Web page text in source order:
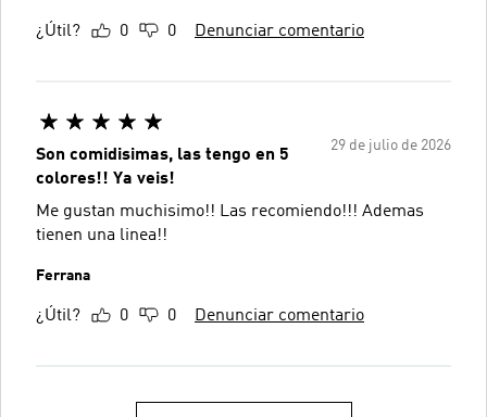
¿Útil? 0 0 Denunciar comentario
29 de julio de 2026
Son comidisimas, las tengo en 5
colores!! Ya veis!
Me gustan muchisimo!! Las recomiendo!!! Ademas
tienen una linea!!
Ferrana
¿Útil? 0 0 Denunciar comentario